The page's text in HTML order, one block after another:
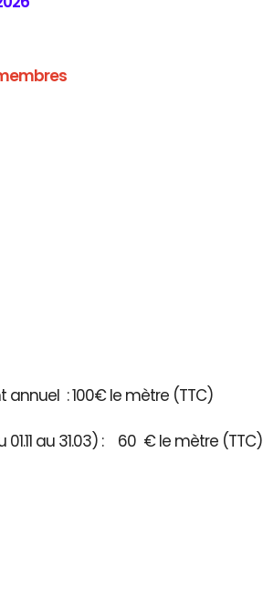
annuel : 100€ le mètre (TTC)
01.11 au 31.03) : 60 € le mètre (TTC)